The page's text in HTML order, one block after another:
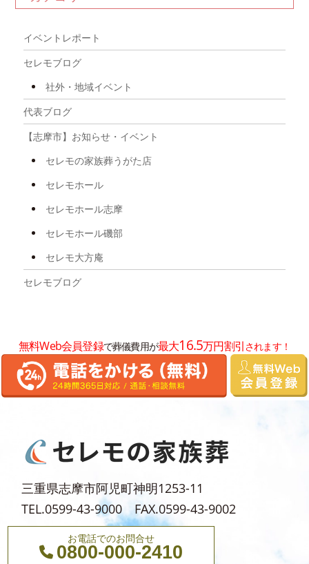
2025年11月
2025年9月
2025年7月
2025年6月
2024年7月
2024年6月
2024年2月
2024年1月
2023年12月
2023年9月
2023年4月
2023年3月
イベントレポート
セレモブログ
社外・地域イベント
代表ブログ
【志摩市】お知らせ・イベント
セレモの家族葬うがた店
セレモホール
セレモホール志摩
セレモホール磯部
セレモ大方庵
セレモブログ
無料Web会員登録で葬儀費用が最大16.5万円割引されます！
三重県志摩市阿児町神明1253-11
TEL.0599-43-9000 FAX.0599-43-9002
お電話でのお問合せ
0800-000-2410